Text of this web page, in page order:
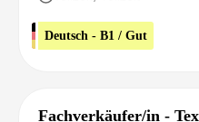
Deutsch - B1 / Gut
Fachverkäufer/in -